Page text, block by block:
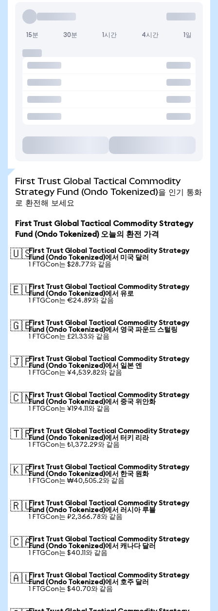
15분 30분 1시간 4시간 1일
First Trust Global Tactical Commodity
Strategy Fund (Ondo Tokenized)을 인기 통화
로 환전해 보세요
First Trust Global Tactical Commodity Strategy
Fund (Ondo Tokenized) 오늘의 환전 가격
🇺🇸First Trust Global Tactical Commodity Strategy
Fund (Ondo Tokenized)에서 미국 달러
1 FTGCon는 $28.77와 같음
🇪🇺First Trust Global Tactical Commodity Strategy
Fund (Ondo Tokenized)에서 유로
1 FTGCon는 €24.89와 같음
🇬🇧First Trust Global Tactical Commodity Strategy
Fund (Ondo Tokenized)에서 영국 파운드 스털링
1 FTGCon는 £21.33와 같음
🇯🇵First Trust Global Tactical Commodity Strategy
Fund (Ondo Tokenized)에서 일본 엔
1 FTGCon는 ¥4,539.82와 같음
🇨🇳First Trust Global Tactical Commodity Strategy
Fund (Ondo Tokenized)에서 중국 위안화
1 FTGCon는 ¥194.11와 같음
🇹🇷First Trust Global Tactical Commodity Strategy
Fund (Ondo Tokenized)에서 터키 리라
1 FTGCon는 ₺1,372.29와 같음
🇰🇷First Trust Global Tactical Commodity Strategy
Fund (Ondo Tokenized)에서 한국 원화
1 FTGCon는 ₩40,505.2와 같음
🇷🇺First Trust Global Tactical Commodity Strategy
Fund (Ondo Tokenized)에서 러시아 루블
1 FTGCon는 ₽2,366.78와 같음
🇨🇦First Trust Global Tactical Commodity Strategy
Fund (Ondo Tokenized)에서 캐나다 달러
1 FTGCon는 $40.11와 같음
🇦🇺First Trust Global Tactical Commodity Strategy
Fund (Ondo Tokenized)에서 호주 달러
1 FTGCon는 $40.70와 같음